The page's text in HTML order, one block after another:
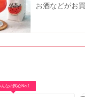
お酒などがお
んなの関心No.1